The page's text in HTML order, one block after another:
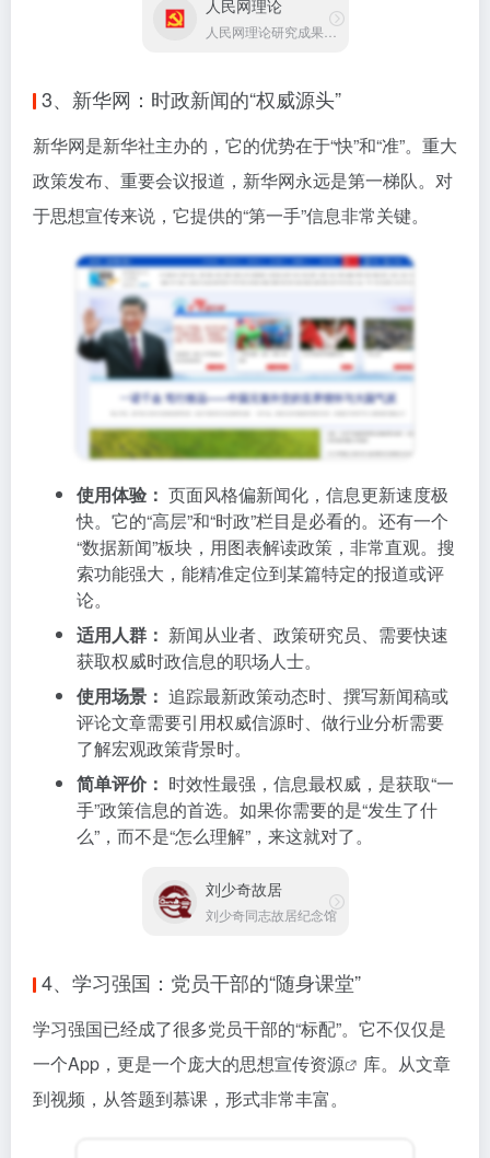
人民网理论
人民网理论研究成果平台
3、新华网：时政新闻的“权威源头”
新华网是新华社主办的，它的优势在于“快”和“准”。重大
政策发布、重要会议报道，新华网永远是第一梯队。对
于思想宣传来说，它提供的“第一手”信息非常关键。
使用体验： 页面风格偏新闻化，信息更新速度极
快。它的“高层”和“时政”栏目是必看的。还有一个
“数据新闻”板块，用图表解读政策，非常直观。搜
索功能强大，能精准定位到某篇特定的报道或评
论。
适用人群： 新闻从业者、政策研究员、需要快速
获取权威时政信息的职场人士。
使用场景： 追踪最新政策动态时、撰写新闻稿或
评论文章需要引用权威信源时、做行业分析需要
了解宏观政策背景时。
简单评价： 时效性最强，信息最权威，是获取“一
手”政策信息的首选。如果你需要的是“发生了什
么”，而不是“怎么理解”，来这就对了。
刘少奇故居
刘少奇同志故居纪念馆
4、学习强国：党员干部的“随身课堂”
学习强国已经成了很多党员干部的“标配”。它不仅仅是
一个App，更是一个庞大的思想宣传资源
库。从文章
到视频，从答题到慕课，形式非常丰富。